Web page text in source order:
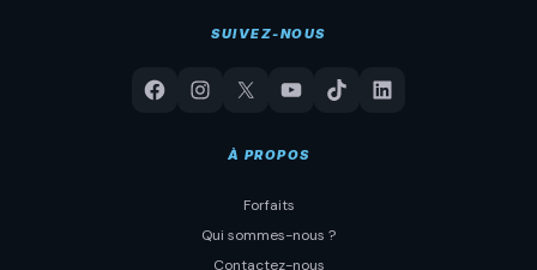
SUIVEZ-NOUS
À PROPOS
Forfaits
Qui sommes-nous ?
Contactez-nous